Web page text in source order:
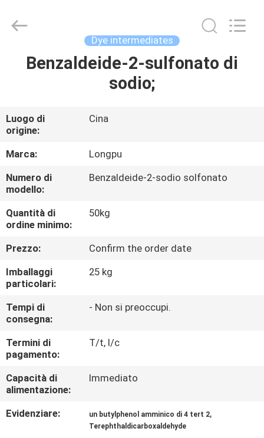
CASA.
VIDEO
SU
DI
NOI
VISITA
ALLA
FABBRICA
CONTROLLO
DELLA
QUALITÀ
CHIEDI
COMPANY
LIMITED.
Dye intermediates
Benzaldeide-2-sulfonato di
sodio;
Luogo di
origine:
Cina
Marca:
Longpu
Numero di
modello:
Benzaldeide-2-sodio solfonato
Quantità di
ordine minimo:
50kg
Prezzo:
Confirm the order date
Imballaggi
particolari:
25 kg
Tempi di
consegna:
- Non si preoccupi.
Termini di
pagamento:
T/t, l/c
Capacità di
alimentazione:
Immediato
Evidenziare: un butylphenol amminico di 4 tert 2,
Terephthaldicarboxaldehyde